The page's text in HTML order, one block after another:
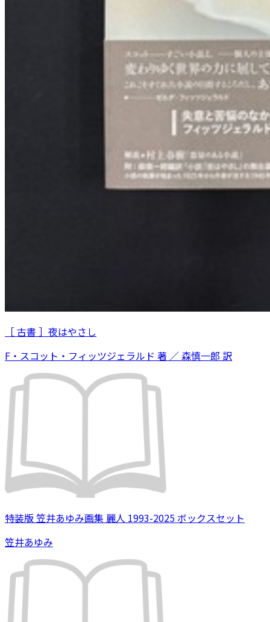
［ 古書 ］夜はやさし
F・スコット・フィッツジェラルド 著 ／ 森慎一郎 訳
特装版 笠井あゆみ画集 麗人 1993-2025 ボックスセット
笠井あゆみ